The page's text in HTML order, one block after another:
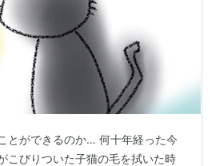
とができるのか… 何十年経った今
こびりついた子猫の毛を拭いた時